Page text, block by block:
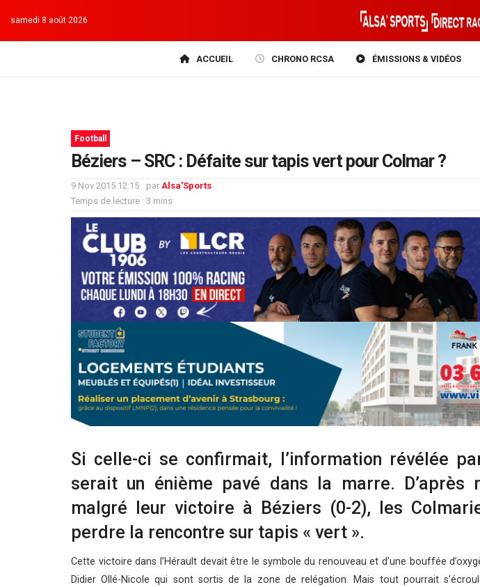
samedi 8 août 2026
ACCUEIL CHRONO RCSA ÉMISSIONS & VIDÉOS
Football
Béziers – SRC : Défaite sur tapis vert pour Colmar ?
9 Nov 2015 12:15 par Alsa'Sports
Temps de lecture : 3 mins
Si celle-ci se confirmait, l’information révélée
serait un énième pavé dans la marre. D’après
malgré leur victoire à Béziers (0-2), les
perdre la rencontre sur tapis « vert ».
Cette victoire dans l’Hérault devait être le symbole du renouveau et d’une bouffée
Didier Ollé-Nicole qui sont sortis de la zone de relégation. Mais tout pourrait